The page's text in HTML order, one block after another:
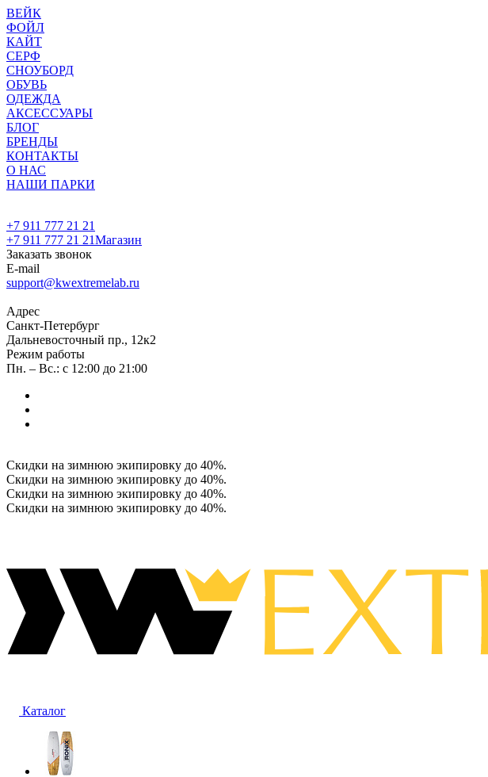
ВЕЙК
ФОЙЛ
КАЙТ
СЕРФ
СНОУБОРД
ОБУВЬ
ОДЕЖДА
АКСЕССУАРЫ
БЛОГ
БРЕНДЫ
КОНТАКТЫ
О НАС
НАШИ ПАРКИ
+7 911 777 21 21
+7 911 777 21 21Магазин
Заказать звонок
E-mail
support@kwextremelab.ru
Адрес
Санкт-Петербург
Дальневосточный пр., 12к2
Режим работы
Пн. – Вс.: с 12:00 до 21:00
Скидки на зимнюю экипировку до 40%.
Скидки на зимнюю экипировку до 40%.
Скидки на зимнюю экипировку до 40%.
Скидки на зимнюю экипировку до 40%.
Каталог